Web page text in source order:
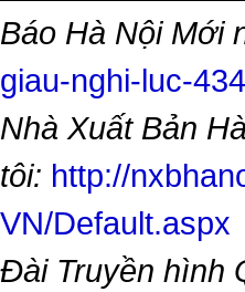
Báo Hà Nội Mới
giau-nghi-luc-
Nhà Xuất Bản
tôi: http://
VN/Default.aspx
Đài Truyền hình